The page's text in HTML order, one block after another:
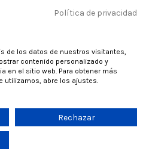
Política de privacidad
de los datos de nuestros visitantes,
contenido personalizado y
en el sitio web. Para obtener más
utilizamos, abre los ajustes.
Rechazar